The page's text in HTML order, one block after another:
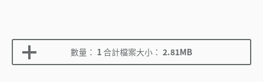
數量： 1合計檔案大小： 2.81MB